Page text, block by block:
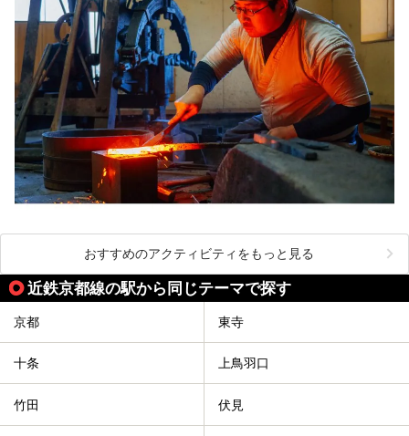
おすすめのアクティビティをもっと見る
近鉄京都線の駅から同じテーマで探す
京都 東寺
十条 上鳥羽口
竹田 伏見